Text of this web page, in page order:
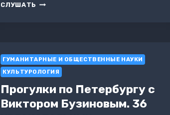
СЛУШАТЬ ВОЙНА
«РУПОР
ТОТАЛИТАРНОЙ
ПРОПАГАНДЫ»
ГУМАНИТАРНЫЕ И ОБЩЕСТВЕННЫЕ НАУКИ
КУЛЬТУРОЛОГИЯ
Прогулки по Петербургу с
Виктором Бузиновым. 36